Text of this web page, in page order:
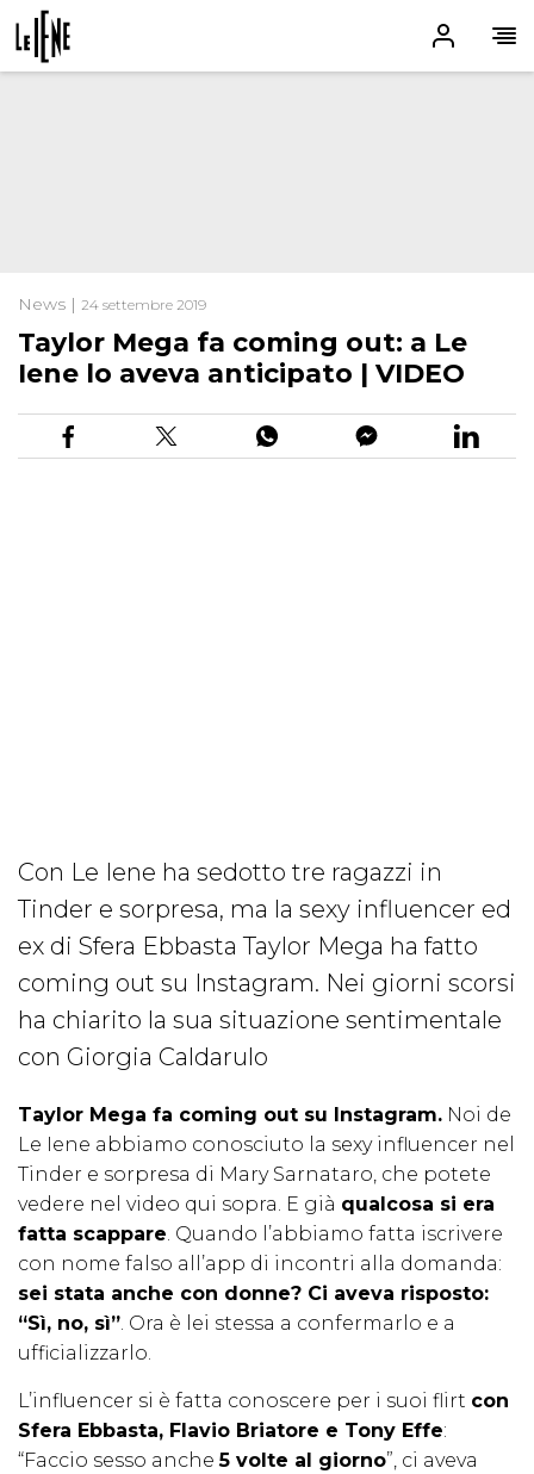
News | 24 settembre 2019
Taylor Mega fa coming out: a Le
Iene lo aveva anticipato | VIDEO
Con Le Iene ha sedotto tre ragazzi in
Tinder e sorpresa, ma la sexy influencer ed
ex di Sfera Ebbasta Taylor Mega ha fatto
coming out su Instagram. Nei giorni scorsi
ha chiarito la sua situazione sentimentale
con Giorgia Caldarulo
Taylor Mega fa coming out su Instagram. Noi de
Le Iene abbiamo conosciuto la sexy influencer nel
Tinder e sorpresa di Mary Sarnataro, che potete
vedere nel video qui sopra. E già qualcosa si era
fatta scappare. Quando l’abbiamo fatta iscrivere
con nome falso all’app di incontri alla domanda:
sei stata anche con donne? Ci aveva risposto:
“Sì, no, sì”. Ora è lei stessa a confermarlo e a
ufficializzarlo.
L’influencer si è fatta conoscere per i suoi flirt con
Sfera Ebbasta, Flavio Briatore e Tony Effe:
“Faccio sesso anche5 volte al giorno”, ci aveva